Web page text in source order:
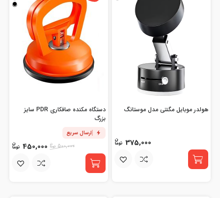
هولدر موبایل مگنتی مدل موستانگ
375,000
دستگاه مکنده صافکاری PDR سایز
بزرگ
ارسال سریع
500,000
450,000